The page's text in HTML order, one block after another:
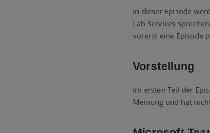
In dieser Episode
Lab Services
vorerst eine Episode
Vorstellung
Im ersten Teil der
Meinung und hat